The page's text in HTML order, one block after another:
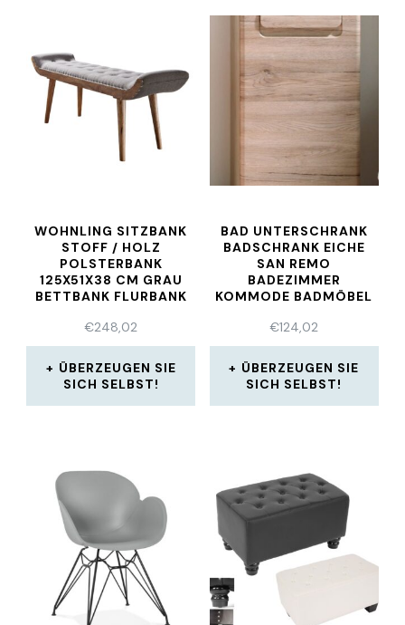
WOHNLING SITZBANK
STOFF / HOLZ
POLSTERBANK
125X51X38 CM GRAU
BETTBANK FLURBANK
€248,02
ÜBERZEUGEN SIE
SICH SELBST!
BAD UNTERSCHRANK
BADSCHRANK EICHE
SAN REMO
BADEZIMMER
KOMMODE BADMÖBEL
€124,02
ÜBERZEUGEN SIE
SICH SELBST!